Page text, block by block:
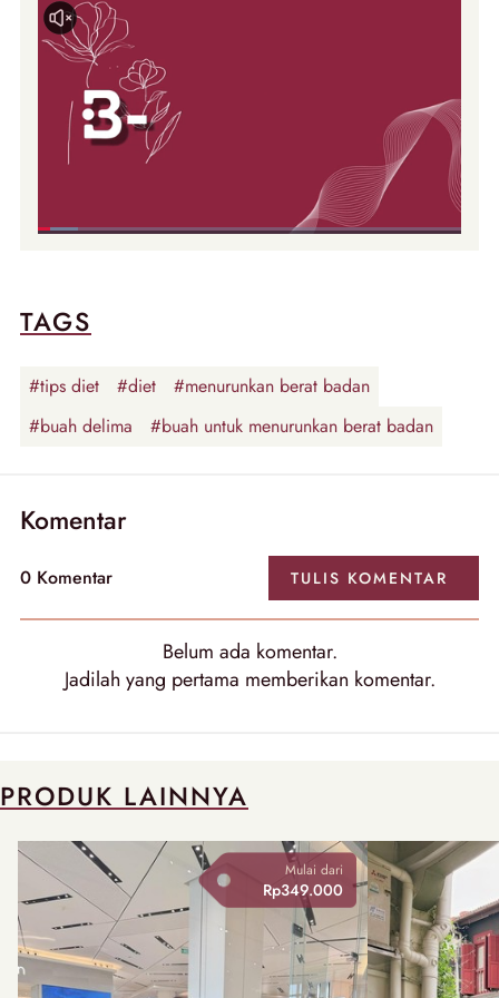
TAGS
#tips diet #diet
#menurunkan berat badan
#buah delima
#buah untuk menurunkan berat badan
Komentar
0 Komentar TULIS KOMENTAR
Belum ada komentar.
Jadilah yang pertama memberikan komentar.
PRODUK LAINNYA
Mulai dari
Rp349.000